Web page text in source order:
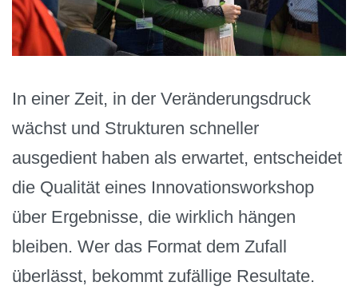
In einer Zeit, in der Veränderungsdruck
wächst und Strukturen schneller
ausgedient haben als erwartet, entscheidet
die Qualität eines Innovationsworkshop
über Ergebnisse, die wirklich hängen
bleiben. Wer das Format dem Zufall
überlässt, bekommt zufällige Resultate.